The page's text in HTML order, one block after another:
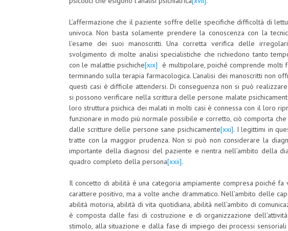
L’affermazione che il paziente soffre delle specifiche difficoltà di
univoca. Non basta solamente prendere la conoscenza con la
l’esame dei suoi manoscritti. Una corretta verifica delle
svolgimento di molte analisi specialistiche che richiedono tanto
con le malattie psichiche[xix] è multipolare, poiché comprende molti
terminando sulla terapia farmacologica. L’analisi dei manoscritti non
questi casi è difficile attendersi. Di conseguenza non si può
si possono verificare nella scrittura delle persone malate
loro struttura psichica dei malati in molti casi è connessa con il loro
funzionare in modo più normale possibile e corretto, ciò comporta
dalle scritture delle persone sane psichicamente[xxi]. I legittimi in
tratte con la maggior prudenza. Non si può non considerare la
importante della diagnosi del paziente e rientra nell’ambito della
quadro completo della persona[xxii].
Il concetto di abilità è una categoria ampiamente compresa poiché
carattere positivo, ma a volte anche drammatico. Nell’ambito delle
abilità motoria, abilità di vita quotidiana, abilità nell’ambito di
è composta dalle fasi di costruzione e di organizzazione
stimolo, alla situazione e dalla fase di impiego dei processi